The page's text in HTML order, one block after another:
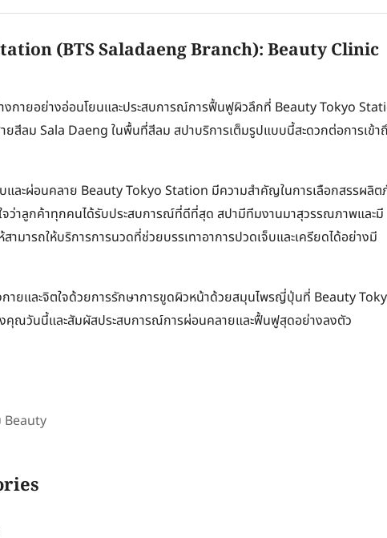
(BTS Saladaeng Branch): Beauty Clinic
งกายอย่างอ่อนโยนและประสบการณ์การฟื้นฟูผิวลึกที่ Beauty Tokyo
ยสีลม Sala Daeng ในพื้นที่สีลม สปาบริการเต็มรูปแบบนี้สะดวกต่อการเข้า
และผ่อนคลาย Beauty Tokyo Station มีความสำคัญในการเลือกสรรผลิ
จว่าลูกค้าทุกคนได้รับประสบการณ์ที่ดีที่สุด สปามีทีมงานมาสุวรรณภาพและมี
มารถให้บริการการนวดที่ช่วยบรรเทาอาการปวดเจ็บและเครียดได้อย่างมี
ายและจิตใจด้วยการรักษาการขูดผิวหน้าด้วยสมุนไพรญี่ปุ่นที่ Beauty
ณวันนี้และสัมผัสประสบการณ์การผ่อนคลายและฟื้นฟูสุดอย่างลงตัว
Beauty